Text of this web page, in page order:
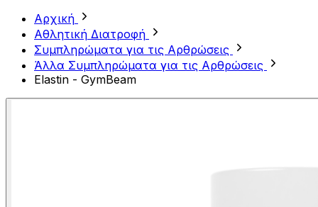
Αρχική
Αθλητική Διατροφή
Συμπληρώματα για τις Αρθρώσεις
Άλλα Συμπληρώματα για τις Αρθρώσεις
Elastin - GymBeam